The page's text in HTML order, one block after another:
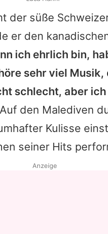
der süße
er den
ich ehrlich bin,
sehr viel Musik,
schlecht, aber
Auf den Malediven
Kulisse
seiner Hits
Anzeige